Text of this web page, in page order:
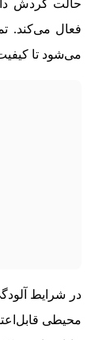
حالت گردش
فعال می‌کند.
می‌شود تا
محیطی